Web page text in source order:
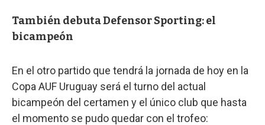
También debuta Defensor Sporting: el
bicampeón
En el otro partido que tendrá la jornada de hoy en la
Copa AUF Uruguay será el turno del actual
bicampeón del certamen y el único club que hasta
el momento se pudo quedar con el trofeo: